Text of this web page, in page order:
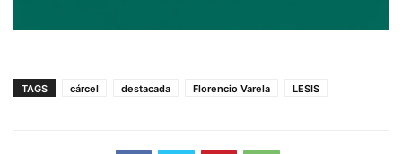
TAGS cárcel destacada Florencio Varela LESIS